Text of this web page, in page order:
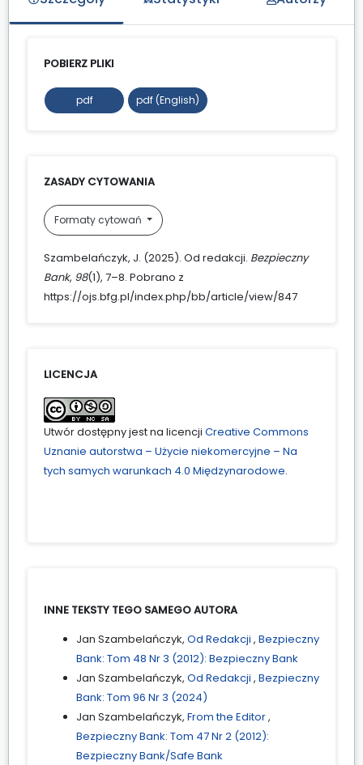
POBIERZ PLIKI
pdf pdf (English)
ZASADY CYTOWANIA
Formaty cytowań
Szambelańczyk, J. (2025). Od redakcji. Bezpieczny
Bank, 98(1), 7–8. Pobrano z
https://ojs.bfg.pl/index.php/bb/article/view/847
LICENCJA
Utwór dostępny jest na licencji Creative Commons
Uznanie autorstwa – Użycie niekomercyjne – Na
tych samych warunkach 4.0 Międzynarodowe.
INNE TEKSTY TEGO SAMEGO AUTORA
Jan Szambelańczyk, Od Redakcji , Bezpieczny
Bank: Tom 48 Nr 3 (2012): Bezpieczny Bank
Jan Szambelańczyk, Od Redakcji , Bezpieczny
Bank: Tom 96 Nr 3 (2024)
Jan Szambelańczyk, From the Editor,
Bezpieczny Bank: Tom 47 Nr 2 (2012):
Bezpieczny Bank/Safe Bank